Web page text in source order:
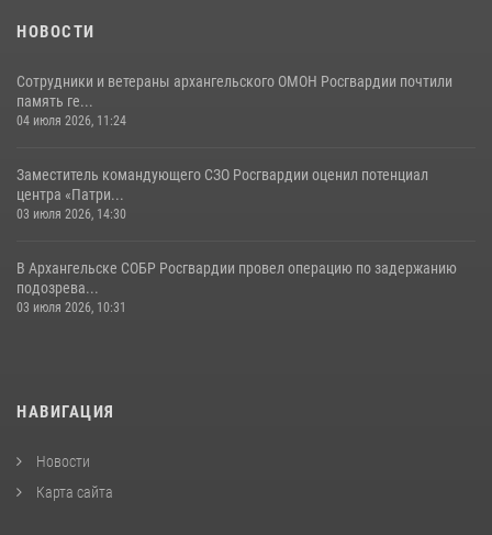
НОВОСТИ
Сотрудники и ветераны архангельского ОМОН Росгвардии почтили
память ге...
04 июля 2026, 11:24
Заместитель командующего СЗО Росгвардии оценил потенциал
центра «Патри...
03 июля 2026, 14:30
В Архангельске СОБР Росгвардии провел операцию по задержанию
подозрева...
03 июля 2026, 10:31
НАВИГАЦИЯ
Новости
Карта сайта